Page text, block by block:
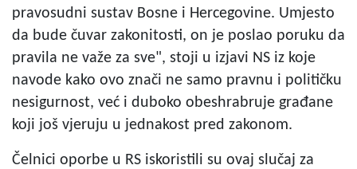
pravosudni sustav Bosne i Hercegovine. Umjesto
da bude čuvar zakonitosti, on je poslao poruku da
pravila ne važe za sve", stoji u izjavi NS iz koje
navode kako ovo znači ne samo pravnu i političku
nesigurnost, već i duboko obeshrabruje građane
koji još vjeruju u jednakost pred zakonom.
Čelnici oporbe u RS iskoristili su ovaj slučaj za